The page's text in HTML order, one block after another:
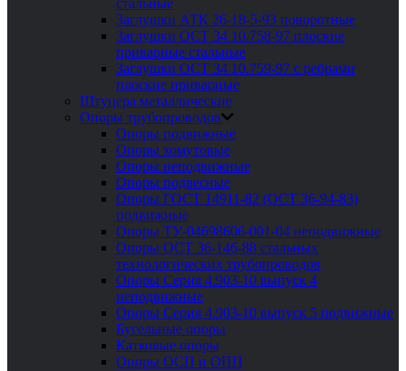
стальные
Заглушки АТК 26-18-5-93 поворотные
Заглушки ОСТ 34 10.758-97 плоские
приварные стальные
Заглушки ОСТ 34 10.759-97 с ребрами
плоские приварные
Штуцера металлические
Опоры трубопроводов
Опоры подвижные
Опоры хомутовые
Опоры неподвижные
Опоры подвесные
Опоры ГОСТ 14911-82 (ОСТ 36-94-83)
подвижные
Опоры ТУ-04698606-001-04 неподвижные
Опоры ОСТ 36-146-88 стальных
технологических трубопроводов
Опоры Серия 4.903-10 выпуск 4
неподвижные
Опоры Серия 4.903-10 выпуск 5 подвижные
Бугельные опоры
Катковые опоры
Опоры ОСП и ОПП